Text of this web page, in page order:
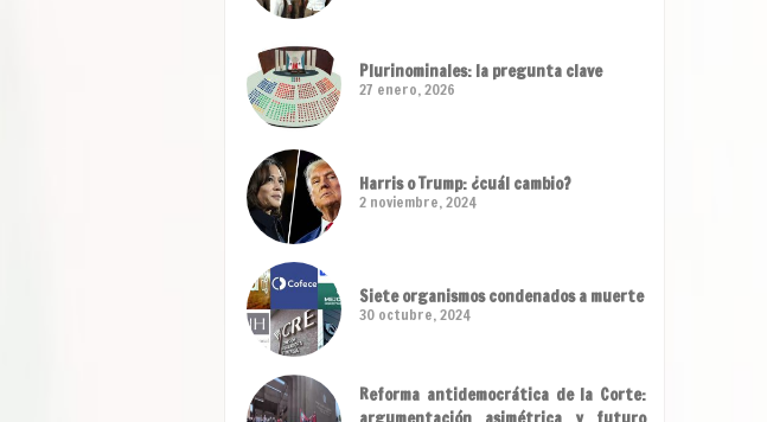
Plurinominales: la pregunta clave
27 enero, 2026
Harris o Trump: ¿cuál cambio?
2 noviembre, 2024
Siete organismos condenados a muerte
30 octubre, 2024
Reforma antidemocrática de la Corte: